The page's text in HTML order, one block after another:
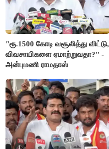
"ரூ.1500 கோடி வசூலித்து விட்டு,
விவசாயிகளை ஏமாற்றுவதா?'' -
அன்புமணி ராமதாஸ்